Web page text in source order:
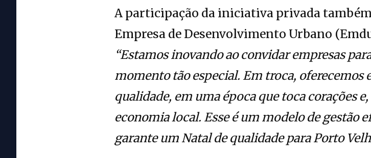
A participação da iniciativa privada
Empresa de Desenvolvimento Urbano
“Estamos inovando ao convidar empresas
momento tão especial. Em troca, oferecemos
qualidade, em uma época que toca corações
economia local. Esse é um modelo de gestão
garante um Natal de qualidade para Porto